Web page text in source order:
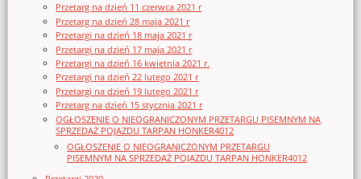
Przetarg na dzień 11 czerwca 2021 r
Przetarg na dzień 28 maja 2021 r
Przetargi na dzień 18 maja 2021 r
Przetargi na dzień 17 maja 2021 r
Przetargi na dzień 16 kwietnia 2021 r.
Przetargi na dzień 22 lutego 2021 r
Przetargi na dzień 19 lutego 2021 r
Przetarg na dzień 15 stycznia 2021 r
OGŁOSZENIE O NIEOGRANICZONYM PRZETARGU PISEMNYM NA
SPRZEDAŻ POJAZDU TARPAN HONKER4012
OGŁOSZENIE O NIEOGRANICZONYM PRZETARGU
PISEMNYM NA SPRZEDAŻ POJAZDU TARPAN HONKER4012